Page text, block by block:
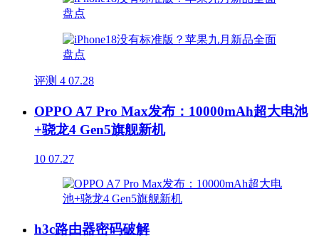
评测 4 07.28
OPPO A7 Pro Max发布：10000mAh超大电池
+骁龙4 Gen5旗舰新机
10 07.27
h3c路由器密码破解